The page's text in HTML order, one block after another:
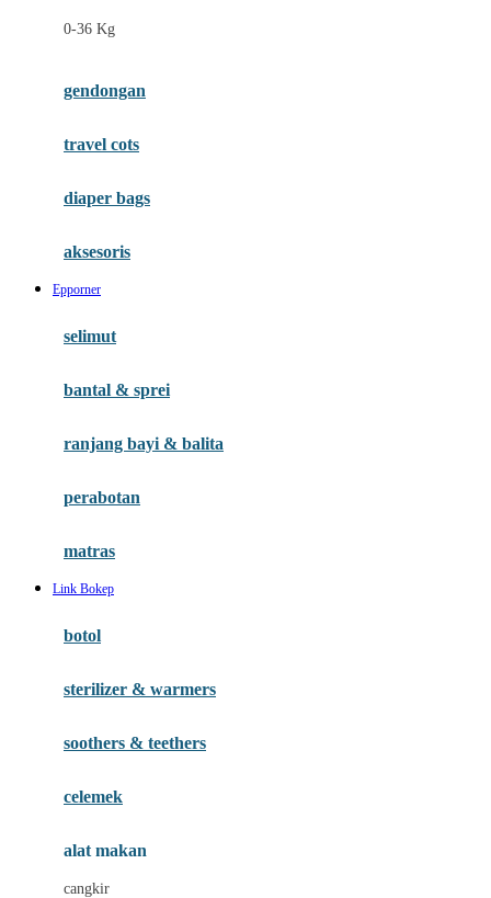
Fisher Price
Gb
Habbie
Haenim
Hauck
Havaianas
Hybrid
I
Inlacta DHA
Ivenet
0-36 Kg
gendongan
travel cots
diaper bags
aksesoris
Epporner
selimut
bantal & sprei
ranjang bayi & balita
perabotan
matras
Link Bokep
botol
sterilizer & warmers
soothers & teethers
celemek
alat makan
cangkir